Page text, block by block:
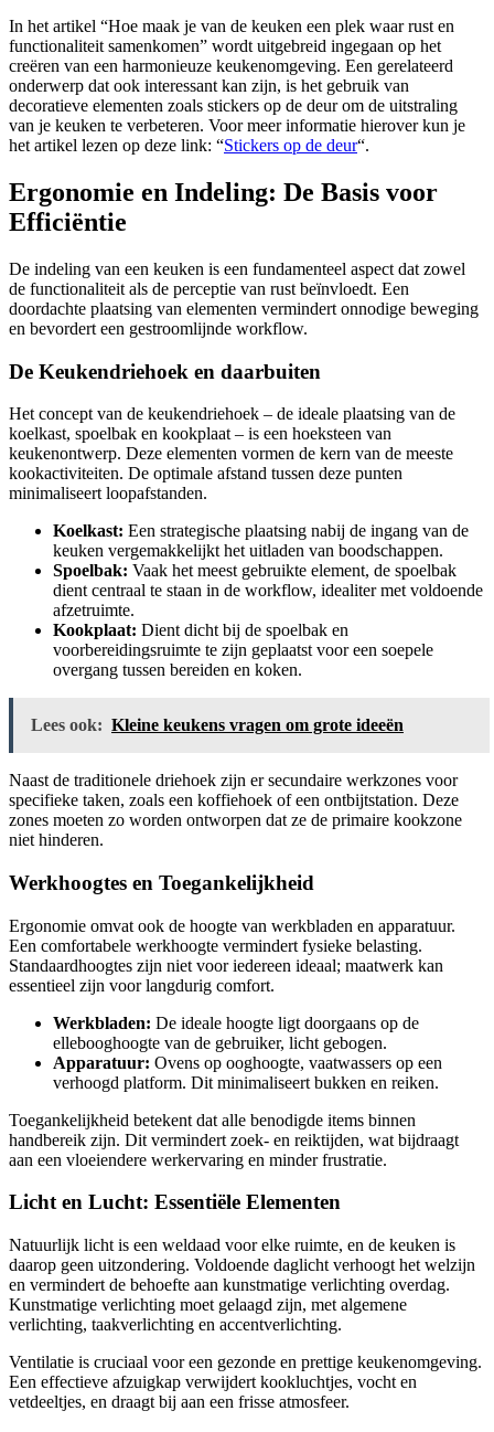
In het artikel “Hoe maak je van de keuken een plek waar rust en
functionaliteit samenkomen” wordt uitgebreid ingegaan op het
creëren van een harmonieuze keukenomgeving. Een gerelateerd
onderwerp dat ook interessant kan zijn, is het gebruik van
decoratieve elementen zoals stickers op de deur om de uitstraling
van je keuken te verbeteren. Voor meer informatie hierover kun je
het artikel lezen op deze link: “Stickers op de deur“.
Ergonomie en Indeling: De Basis voor
Efficiëntie
De indeling van een keuken is een fundamenteel aspect dat zowel
de functionaliteit als de perceptie van rust beïnvloedt. Een
doordachte plaatsing van elementen vermindert onnodige beweging
en bevordert een gestroomlijnde workflow.
De Keukendriehoek en daarbuiten
Het concept van de keukendriehoek – de ideale plaatsing van de
koelkast, spoelbak en kookplaat – is een hoeksteen van
keukenontwerp. Deze elementen vormen de kern van de meeste
kookactiviteiten. De optimale afstand tussen deze punten
minimaliseert loopafstanden.
Koelkast: Een strategische plaatsing nabij de ingang van de
keuken vergemakkelijkt het uitladen van boodschappen.
Spoelbak: Vaak het meest gebruikte element, de spoelbak
dient centraal te staan in de workflow, idealiter met voldoende
afzetruimte.
Kookplaat: Dient dicht bij de spoelbak en
voorbereidingsruimte te zijn geplaatst voor een soepele
overgang tussen bereiden en koken.
Lees ook: Kleine keukens vragen om grote ideeën
Naast de traditionele driehoek zijn er secundaire werkzones voor
specifieke taken, zoals een koffiehoek of een ontbijtstation. Deze
zones moeten zo worden ontworpen dat ze de primaire kookzone
niet hinderen.
Werkhoogtes en Toegankelijkheid
Ergonomie omvat ook de hoogte van werkbladen en apparatuur.
Een comfortabele werkhoogte vermindert fysieke belasting.
Standaardhoogtes zijn niet voor iedereen ideaal; maatwerk kan
essentieel zijn voor langdurig comfort.
Werkbladen: De ideale hoogte ligt doorgaans op de
ellebooghoogte van de gebruiker, licht gebogen.
Apparatuur: Ovens op ooghoogte, vaatwassers op een
verhoogd platform. Dit minimaliseert bukken en reiken.
Toegankelijkheid betekent dat alle benodigde items binnen
handbereik zijn. Dit vermindert zoek- en reiktijden, wat bijdraagt
aan een vloeiendere werkervaring en minder frustratie.
Licht en Lucht: Essentiële Elementen
Natuurlijk licht is een weldaad voor elke ruimte, en de keuken is
daarop geen uitzondering. Voldoende daglicht verhoogt het welzijn
en vermindert de behoefte aan kunstmatige verlichting overdag.
Kunstmatige verlichting moet gelaagd zijn, met algemene
verlichting, taakverlichting en accentverlichting.
Ventilatie is cruciaal voor een gezonde en prettige keukenomgeving.
Een effectieve afzuigkap verwijdert kookluchtjes, vocht en
vetdeeltjes, en draagt bij aan een frisse atmosfeer.